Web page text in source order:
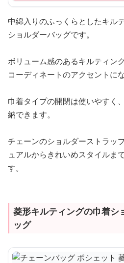
中綿入りのふっくらとしたキル
ショルダーバッグです。
ボリューム感のあるキルティン
コーディネートのアクセントにな
巾着タイプの開閉は使いやすく
納できます。
チェーンのショルダーストラッ
ュアルからきれいめスタイルま
す。
菱形キルティングの巾着シ
ッグ